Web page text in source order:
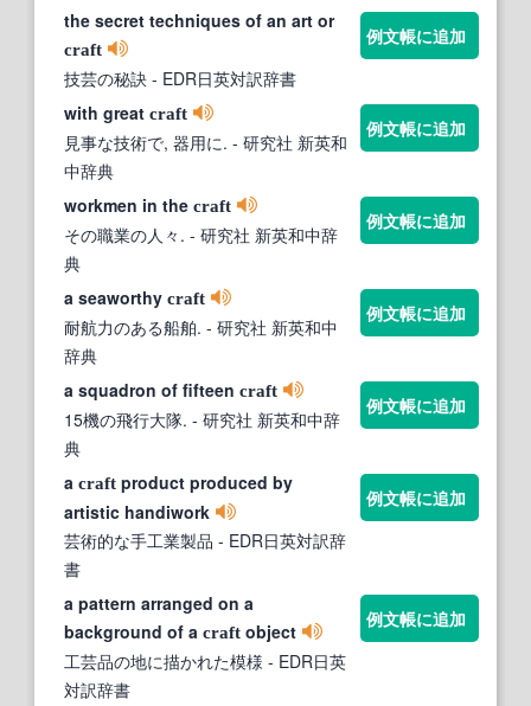
the secret techniques of an art or
craft
技芸の秘訣 - EDR日英対訳辞書
例文帳に追加
with great craft
見事な技術で, 器用に. - 研究社 新英和
中辞典
例文帳に追加
workmen in the craft
その職業の人々. - 研究社 新英和中辞
典
例文帳に追加
a seaworthy craft
耐航力のある船舶. - 研究社 新英和中
辞典
例文帳に追加
a squadron of fifteen craft
15機の飛行大隊. - 研究社 新英和中辞
典
例文帳に追加
a craft product produced by
artistic handiwork
芸術的な手工業製品 - EDR日英対訳辞
書
例文帳に追加
a pattern arranged on a
background of a craft object
工芸品の地に描かれた模様 - EDR日英
対訳辞書
例文帳に追加